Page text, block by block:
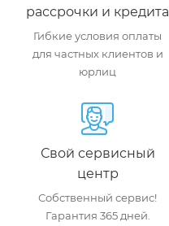
рассрочки и кредита
Гибкие условия оплаты
для частных клиентов и
юрлиц
Свой сервисный
центр
Собственный сервис!
Гарантия 365 дней.